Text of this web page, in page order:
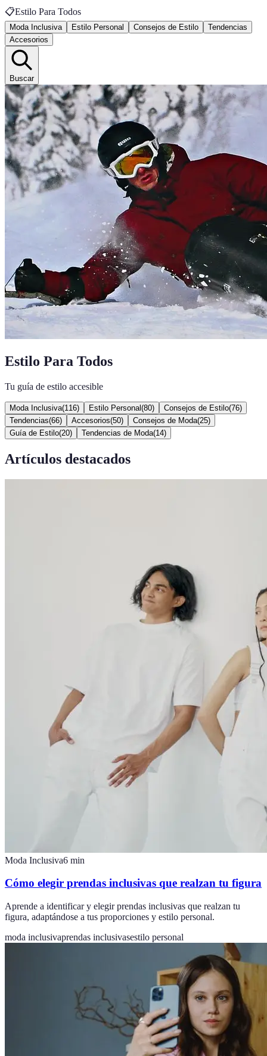
📋Estilo Para Todos
Moda Inclusiva Estilo Personal Consejos de Estilo
Tendencias
Accesorios
Buscar
Estilo Para Todos
Tu guía de estilo accesible
Moda Inclusiva(116) Estilo Personal (80) Consejos de Estilo(76)
Tendencias(66) Accesorios(50) Consejos de Moda(25)
Guía de Estilo(20) Tendencias de Moda(14)
Artículos destacados
Moda Inclusiva6 min
Cómo elegir prendas inclusivas que realzan tu figura
Aprende a identificar y elegir prendas inclusivas que realzan tu
figura, adaptándose a tus proporciones y estilo personal.
moda inclusivaprendas inclusivasestilo personal